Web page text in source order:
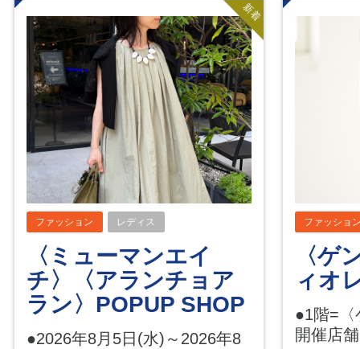
新着
ファッション レディス
〈ミューマンエイ
チ〉〈アランチョア
ラン〉POPUP SHOP
●2026年8月5日(水)～2026年8
ファッショ
〈ゲ
ィオ
●1階=
開催店